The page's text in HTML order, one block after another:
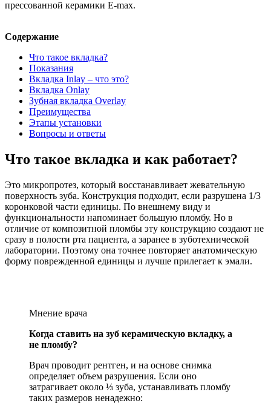
прессованной керамики E-max.
Содержание
Что такое вкладка?
Показания
Вкладка Inlay – что это?
Вкладка Onlay
Зубная вкладка Overlay
Преимущества
Этапы установки
Вопросы и ответы
Что такое вкладка и как работает?
Это микропротез, который восстанавливает жевательную
поверхность зуба. Конструкция подходит, если разрушена 1/3
коронковой части единицы. По внешнему виду и
функциональности напоминает большую пломбу. Но в
отличие от композитной пломбы эту конструкцию создают не
сразу в полости рта пациента, а заранее в зуботехнической
лаборатории. Поэтому она точнее повторяет анатомическую
форму поврежденной единицы и лучше прилегает к эмали.
Мнение врача
Когда ставить на зуб керамическую вкладку, а
не пломбу?
Врач проводит рентген, и на основе снимка
определяет объем разрушения. Если оно
затрагивает около ⅓ зуба, устанавливать пломбу
таких размеров ненадежно: